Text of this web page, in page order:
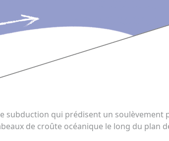
subduction qui prédisent un
de croûte océanique le long du plan